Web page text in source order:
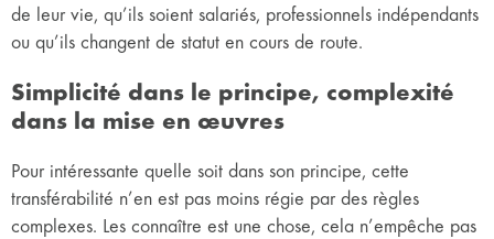
de leur vie, qu’ils soient salariés, professionnels indépendants
ou qu’ils changent de statut en cours de route.
Simplicité dans le principe, complexité
dans la mise en œuvres
Pour intéressante quelle soit dans son principe, cette
transférabilité n’en est pas moins régie par des règles
complexes. Les connaître est une chose, cela n’empêche pas